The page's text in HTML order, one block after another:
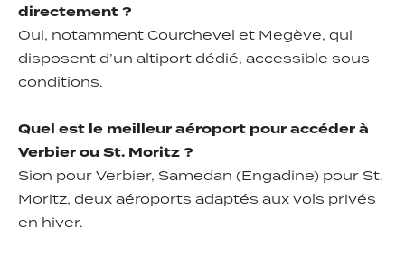
directement ?
Oui, notamment Courchevel et Megève, qui
disposent d’un altiport dédié, accessible sous
conditions.
Quel est le meilleur aéroport pour accéder à
Verbier ou St. Moritz ?
Sion pour Verbier, Samedan (Engadine) pour St.
Moritz, deux aéroports adaptés aux vols privés
en hiver.